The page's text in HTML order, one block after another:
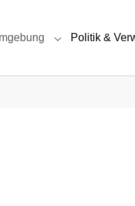
"Aktuelles"Submenu for
Politik &